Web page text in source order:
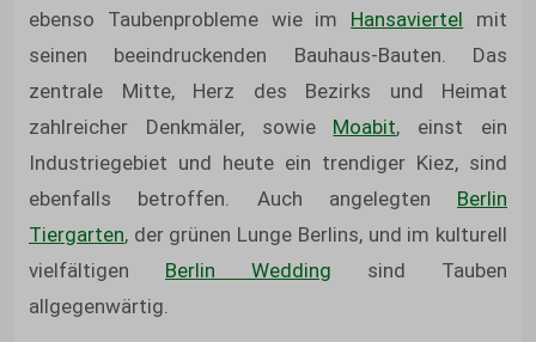
ebenso Taubenprobleme wie im Hansaviertel mit
seinen beeindruckenden Bauhaus-Bauten. Das
zentrale Mitte, Herz des Bezirks und Heimat
zahlreicher Denkmäler, sowie Moabit, einst ein
Industriegebiet und heute ein trendiger Kiez, sind
ebenfalls betroffen. Auch angelegten Berlin
Tiergarten, der grünen Lunge Berlins, und im kulturell
vielfältigen Berlin Wedding sind Tauben
allgegenwärtig.